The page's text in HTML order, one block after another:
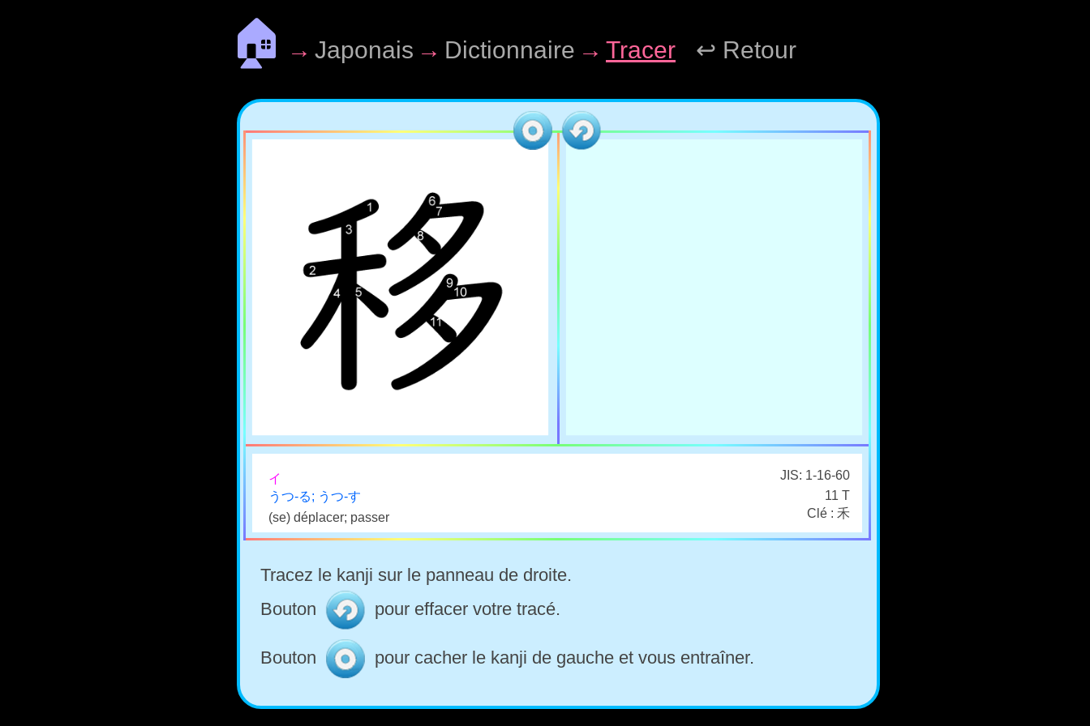
🏠 → Japonais → Dictionnaire → Tracer ↩ Retour
イ
JIS: 1-16-60
うつ-る; うつ-す
11 T
(se) déplacer; passer
Clé : 禾
Tracez le kanji sur le panneau de droite.
Bouton
pour effacer votre tracé.
Bouton pour cacher le kanji de gauche et vous entraîner.